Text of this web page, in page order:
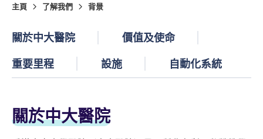
主頁 了解我們 背景
關於中大醫院
價值及使命
重要里程
設施 自動化系統
關於中大醫院